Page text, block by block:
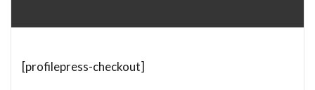
[profilepress-checkout]